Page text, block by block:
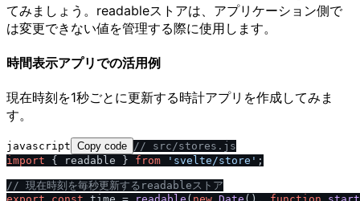
てみましょう。readableストアは、アプリケーション側で
は変更できない値を管理する際に使用します。
時間表示アプリでの活用例
現在時刻を1秒ごとに更新する時計アプリを作成してみま
す。
javascript Copy code // src/stores.js
import { readable } from 'svelte/store' ;
// 現在時刻を毎秒更新するreadableストア